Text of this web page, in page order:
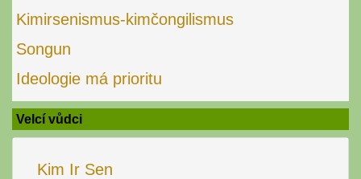
Kimirsenismus-kimčongilismus
Songun
Ideologie má prioritu
Velcí vůdci
Kim Ir Sen